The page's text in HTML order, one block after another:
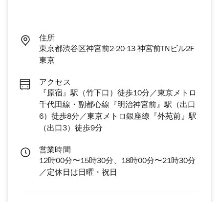
住所
東京都渋谷区神宮前2-20-13 神宮前TNビル2F
東京
アクセス
『原宿』駅（竹下口）徒歩10分／東京メトロ
千代田線・副都心線『明治神宮前』駅（出口
6）徒歩8分／東京メトロ銀座線『外苑前』駅
（出口3）徒歩9分
営業時間
12時00分〜15時30分、18時00分〜21時30分
／定休日は日曜・祝日